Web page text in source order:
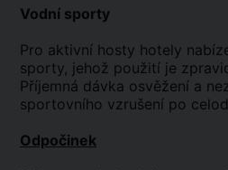
Vodní sporty
Pro aktivní hosty hotely
sporty, jehož použití je
Příjemná dávka osvěžení a
sportovního vzrušení po
Odpočinek